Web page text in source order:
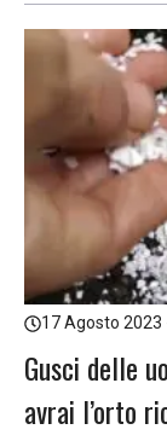
17 Agosto 2023
Gusci delle
avrai l’orto